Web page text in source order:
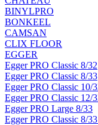
BINYLPRO
BONKEEL
CAMSAN
CLIX FLOOR
EGGER
Egger PRO Classic 8/32
Egger PRO Classic 8/33
Egger PRO Classic 10/
Egger PRO Classic 12/
Egger PRO Large 8/33
Egger PRO Classic 8/